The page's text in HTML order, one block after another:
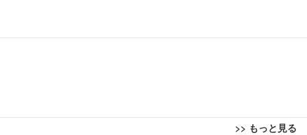
>> もっと見る